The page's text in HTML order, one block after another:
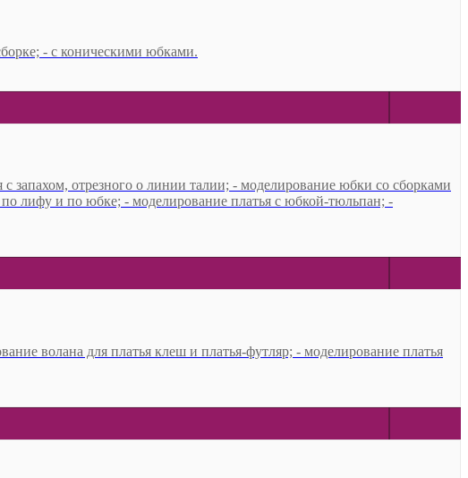
- с коническими юбками.
запахом, отрезного о линии талии; - моделирование юбки со сборками
лифу и по юбке; - моделирование платья с юбкой-тюльпан; -
волана для платья клеш и платья-футляр; - моделирование платья